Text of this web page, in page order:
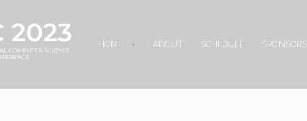
HOME ABOUT SCHEDULE SPONSORS